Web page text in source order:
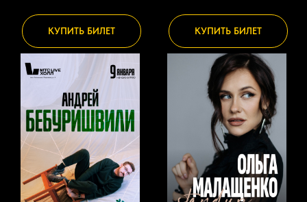
КУПИТЬ БИЛЕТ КУПИТЬ БИЛЕТ